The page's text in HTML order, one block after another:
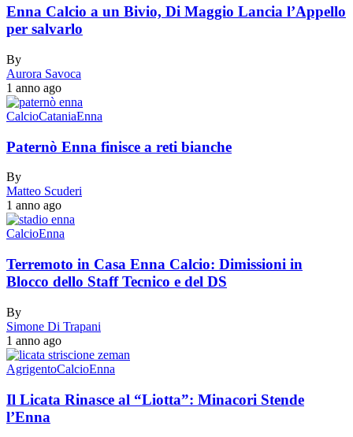
Enna Calcio a un Bivio, Di Maggio Lancia l’Appello
per salvarlo
By
Aurora Savoca
1 anno ago
CalcioCataniaEnna
Paternò Enna finisce a reti bianche
By
Matteo Scuderi
1 anno ago
CalcioEnna
Terremoto in Casa Enna Calcio: Dimissioni in
Blocco dello Staff Tecnico e del DS
By
Simone Di Trapani
1 anno ago
AgrigentoCalcioEnna
Il Licata Rinasce al “Liotta”: Minacori Stende
l’Enna